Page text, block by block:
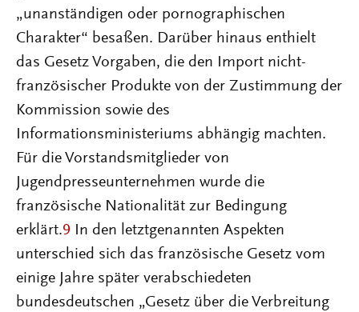
„unanständigen oder pornographischen
Charakter“ besaßen. Darüber hinaus enthielt
das Gesetz Vorgaben, die den Import nicht-
französischer Produkte von der Zustimmung der
Kommission sowie des
Informationsministeriums abhängig machten.
Für die Vorstandsmitglieder von
Jugendpresseunternehmen wurde die
französische Nationalität zur Bedingung
erklärt.9 In den letztgenannten Aspekten
unterschied sich das französische Gesetz vom
einige Jahre später verabschiedeten
bundesdeutschen „Gesetz über die Verbreitung